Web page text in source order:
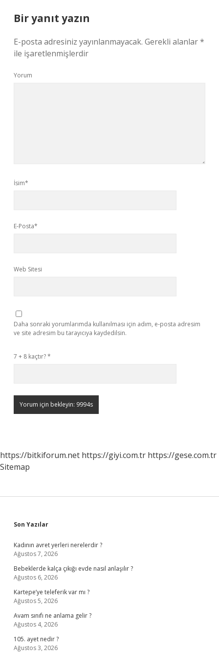
Bir yanıt yazın
E-posta adresiniz yayınlanmayacak. Gerekli alanlar*
ile işaretlenmişlerdir
Yorum
İsim*
E-Posta*
Web Sitesi
Daha sonraki yorumlarımda kullanılması için adım, e-posta adresim
ve site adresim bu tarayıcıya kaydedilsin.
7 + 8 kaçtır?*
https://bitkiforum.net https://giyi.com.tr https://gese.com.tr
Sitemap
Sidebar
Son Yazılar
Kadının avret yerleri nerelerdir ?
Ağustos 7, 2026
Bebeklerde kalça çıkığı evde nasıl anlaşılır ?
Ağustos 6, 2026
Kartepe’ye teleferik var mı ?
Ağustos 5, 2026
Avam sınıfı ne anlama gelir ?
Ağustos 4, 2026
105. ayet nedir ?
Ağustos 3, 2026